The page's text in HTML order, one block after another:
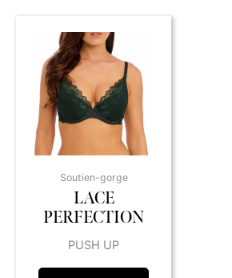
Soutien-gorge
LACE
PERFECTION
PUSH UP